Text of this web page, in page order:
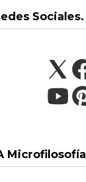
Sociales.
Microfilosofía